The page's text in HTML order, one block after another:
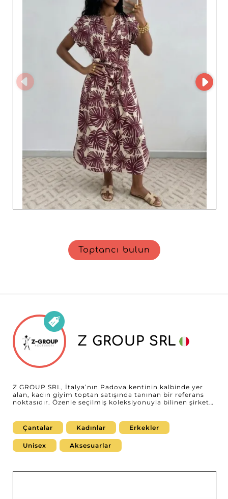
Toptancı bulun
Z GROUP SRL
Z GROUP SRL, İtalya’nın Padova kentinin kalbinde yer
alan, kadın giyim toptan satışında tanınan bir referans
noktasıdır. Özenle seçilmiş koleksiyonuyla bilinen şirket,
Şık dış giyimden zarif jean’lere ve çağdaş temel parçalara
kadar uzanan seçkisi, farklı koleksiyonlara ilham vermek
ve geniş bir zevk yelpazesine hitap etmek üzere
tasarlanmıştır; böylece her işletme, ürün gamını
memnuniyetlerini desteklemeye adanmış güvenilir bir
Çantalar Kadınlar Erkekler
Unisex Aksesuarlar